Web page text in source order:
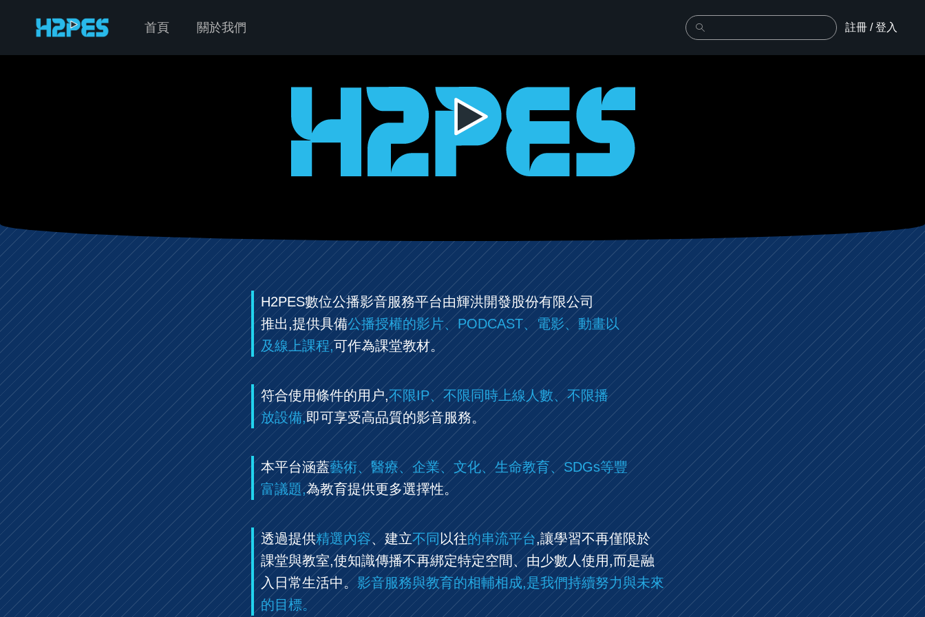
首頁 關於我們 註冊 / 登入
H2PES數位公播影音服務平台由輝洪開發股份有限公司
推出,提供具備公播授權的影片、PODCAST、電影、動畫以
及線上課程,可作為課堂教材。
符合使用條件的用户,不限IP、不限同時上線人數、不限播
放設備,即可享受高品質的影音服務。
本平台涵蓋藝術、醫療、企業、文化、生命教育、SDGs等豐
富議題,為教育提供更多選擇性。
透過提供精選內容、建立不同以往的串流平台,讓學習不再僅限於
課堂與教室,使知識傳播不再綁定特定空間、由少數人使用,而是融
入日常生活中。影音服務與教育的相輔相成,是我們持續努力與未來
的目標。